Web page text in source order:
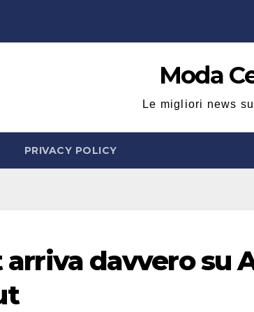
Moda
Le migliori news
PRIVACY POLICY
arriva davvero su